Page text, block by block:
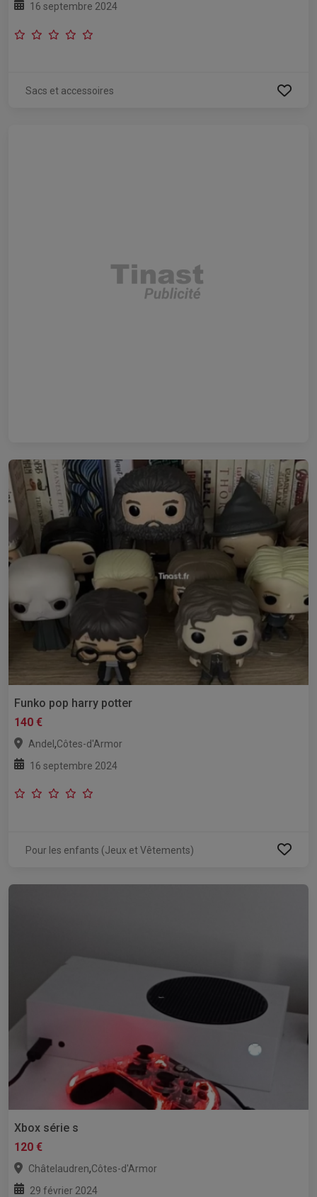
16 septembre 2024
Sacs et accessoires
Funko pop harry potter
140 €
Andel ,Côtes-d'Armor
16 septembre 2024
Pour les enfants (Jeux et Vêtements)
Xbox série s
120 €
Châtelaudren,Côtes-d'Armor
29 février 2024